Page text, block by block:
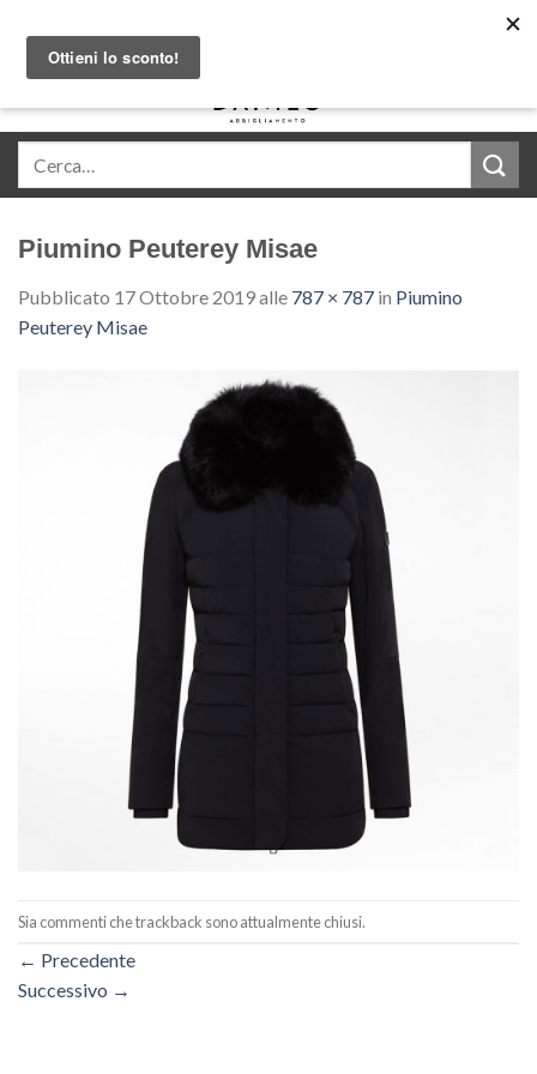
content
Piumino Peuterey Misae
Pubblicato 17 Ottobre 2019alle 787 × 787 in Piumino
Peuterey Misae
Sia commenti che trackback sono attualmente chiusi.
← Precedente
Successivo →